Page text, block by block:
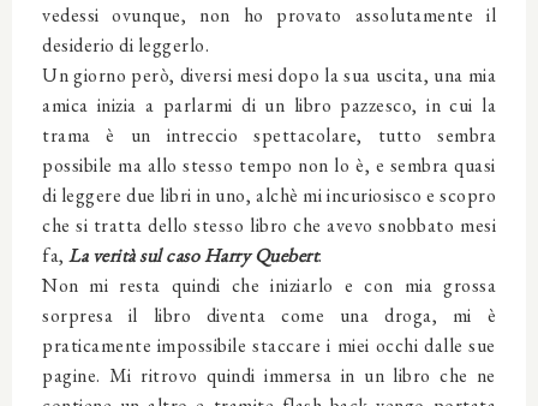
vedessi ovunque, non ho provato assolutamente il
desiderio di leggerlo.
Un giorno però, diversi mesi dopo la sua uscita, una mia
amica inizia a parlarmi di un libro pazzesco, in cui la
trama è un intreccio spettacolare, tutto sembra
possibile ma allo stesso tempo non lo è, e sembra quasi
di leggere due libri in uno, alchè mi incuriosisco e scopro
che si tratta dello stesso libro che avevo snobbato mesi
fa, La verità sul caso Harry Quebert.
Non mi resta quindi che iniziarlo e con mia grossa
sorpresa il libro diventa come una droga, mi è
praticamente impossibile staccare i miei occhi dalle sue
pagine. Mi ritrovo quindi immersa in un libro che ne